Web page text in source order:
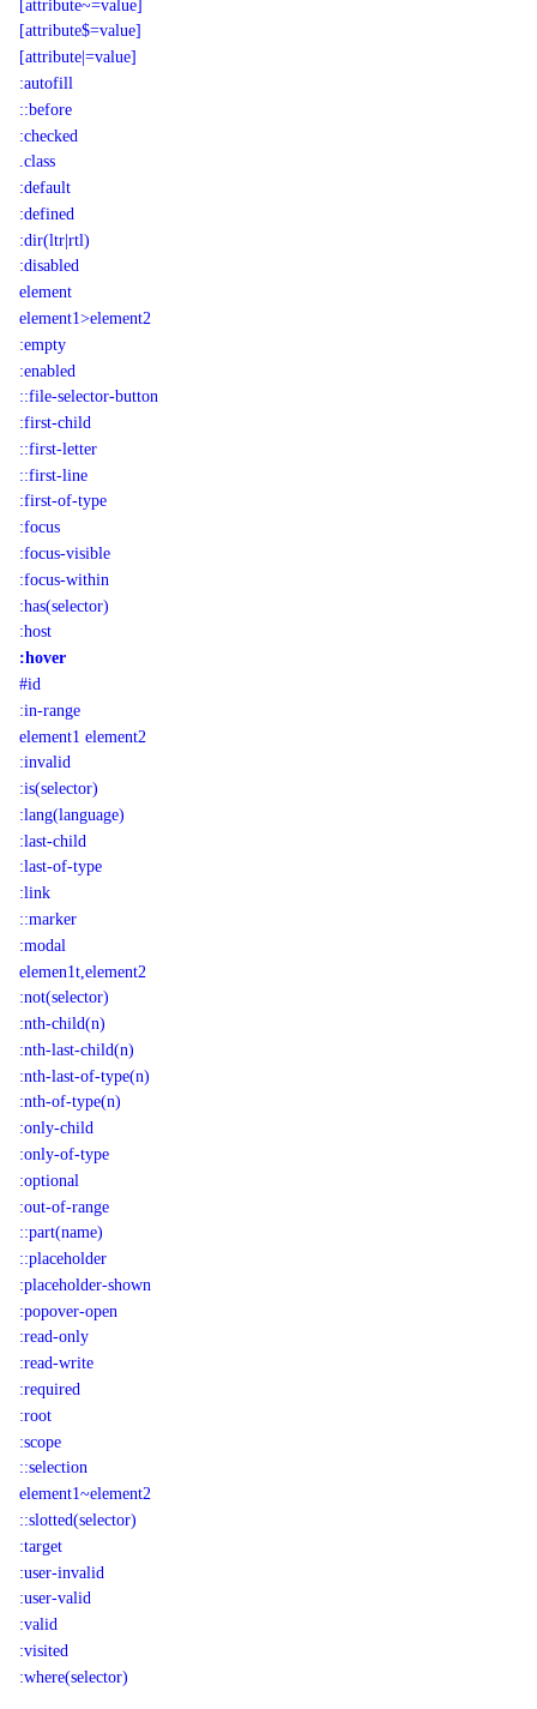
[attribute~=value]
[attribute$=value]
[attribute|=value]
:autofill
::before
:checked
.class
:default
:defined
:dir(ltr|rtl)
:disabled
element
element1>element2
:empty
:enabled
::file-selector-button
:first-child
::first-letter
::first-line
:first-of-type
:focus
:focus-visible
:focus-within
:has(selector)
:host
:hover
#id
:in-range
element1 element2
:invalid
:is(selector)
:lang(language)
:last-child
:last-of-type
:link
::marker
:modal
elemen1t,element2
:not(selector)
:nth-child(n)
:nth-last-child(n)
:nth-last-of-type(n)
:nth-of-type(n)
:only-child
:only-of-type
:optional
:out-of-range
::part(name)
::placeholder
:placeholder-shown
:popover-open
:read-only
:read-write
:required
:root
:scope
::selection
element1~element2
::slotted(selector)
:target
:user-invalid
:user-valid
:valid
:visited
:where(selector)